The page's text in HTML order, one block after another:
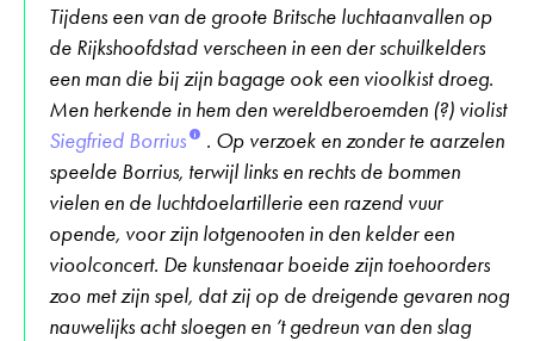
Tijdens een van de groote Britsche luchtaanvallen op
de Rijkshoofdstad verscheen in een der schuilkelders
een man die bij zijn bagage ook een vioolkist droeg.
Men herkende in hem den wereldberoemden (?) violist
Siegfried Borrius
. Op verzoek en zonder te aarzelen
speelde Borrius, terwijl links en rechts de bommen
vielen en de luchtdoelartillerie een razend vuur
opende, voor zijn lotgenooten in den kelder een
vioolconcert. De kunstenaar boeide zijn toehoorders
zoo met zijn spel, dat zij op de dreigende gevaren nog
nauwelijks acht sloegen en ’t gedreun van den slag